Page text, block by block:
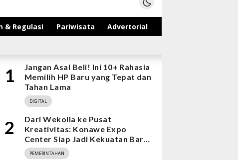
& Regulasi Pariwisata
Advertorial
1
Jangan Asal Beli! Ini 10+ Rahasia
Memilih HP Baru yang Tepat dan
Tahan Lama
DIGITAL
2
Dari Wekoila ke Pusat
Kreativitas: Konawe Expo
Center Siap Jadi Kekuatan Baru
Ekonomi
PEMERINTAHAN